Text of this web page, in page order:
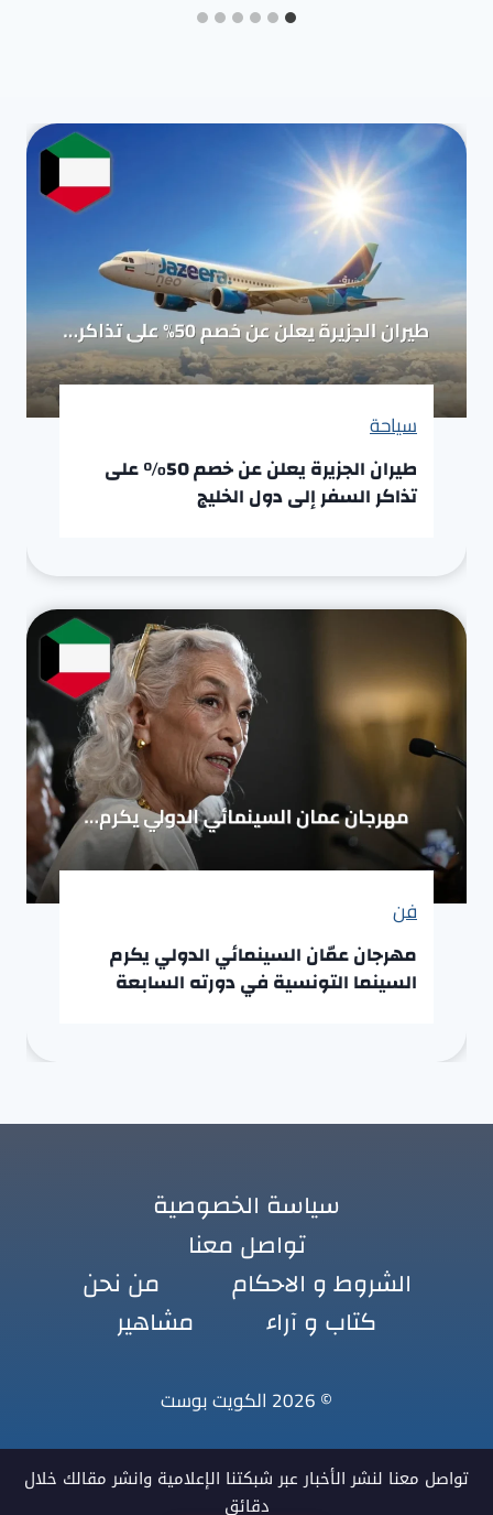
سياحة
طيران الجزيرة يعلن عن خصم 50% على
تذاكر السفر إلى دول الخليج
فن
مهرجان عمّان السينمائي الدولي يكرم
السينما التونسية في دورته السابعة
سياسة الخصوصية
تواصل معنا
الشروط و الاحكام
من نحن
كتاب و آراء
مشاهير
© 2026 الكويت بوست
تواصل معنا لنشر الأخبار عبر شبكتنا الإعلامية وانشر مقالك خلال
دقائق